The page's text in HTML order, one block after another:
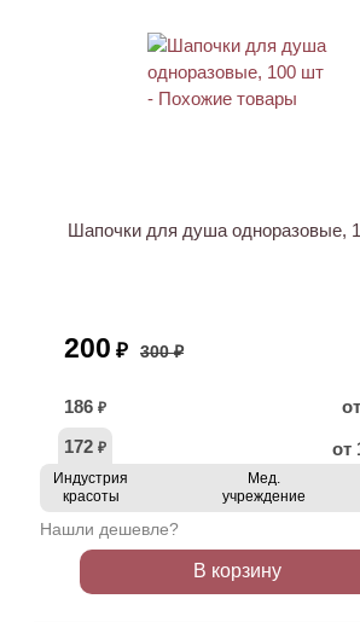
Шапочки для душа одноразовые,
200 ₽ 300 ₽
186 ₽
172 ₽ от
Индустрия
красоты
Мед.
учреждение
Нашли дешевле?
В корзину